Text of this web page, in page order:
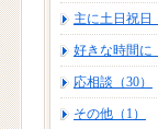
主に土日祝日
好きな時間に
応相談（30）
その他（1）